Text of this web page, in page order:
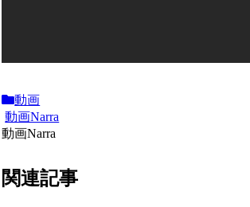
動画
動画Narra
動画Narra
関連記事